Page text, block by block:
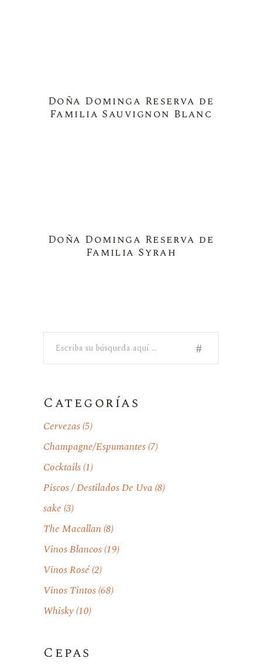
Doña Dominga Reserva de
Familia Sauvignon Blanc
Doña Dominga Reserva de
Familia Syrah
Buscar
por:
Categorías
Cervezas(5)
Champagne/Espumantes(7)
Cocktails(1)
Piscos / Destilados De Uva (8)
sake (3)
The Macallan(8)
Vinos Blancos(19)
Vinos Rosé(2)
Vinos Tintos(68)
Whisky(10)
Cepas